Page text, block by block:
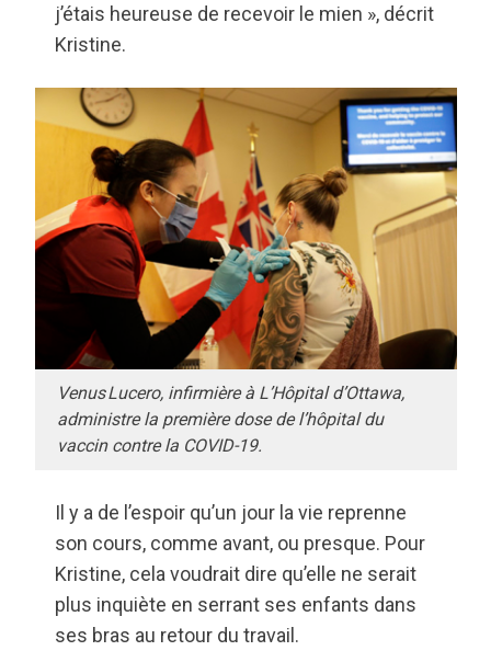
j’étais heureuse de recevoir le mien », décrit
Kristine.
Venus Lucero, infirmière à L’Hôpital d’Ottawa,
administre la première dose de l’hôpital du
vaccin contre la COVID-19.
Il y a de l’espoir qu’un jour la vie reprenne
son cours, comme avant, ou presque. Pour
Kristine, cela voudrait dire qu’elle ne serait
plus inquiète en serrant ses enfants dans
ses bras au retour du travail.